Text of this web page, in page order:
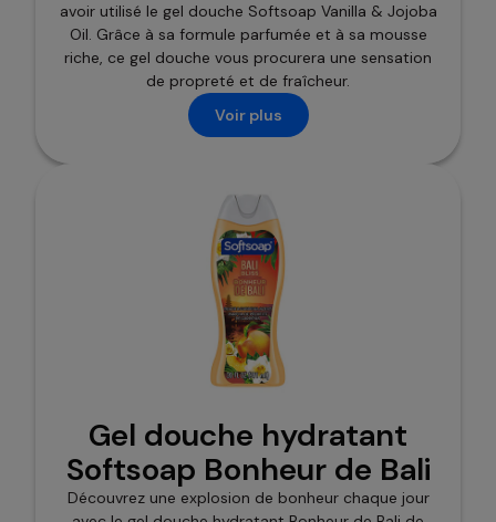
avoir utilisé le gel douche Softsoap Vanilla & Jojoba
Oil. Grâce à sa formule parfumée et à sa mousse
riche, ce gel douche vous procurera une sensation
de propreté et de fraîcheur.
Voir plus
Gel douche hydratant
Softsoap Bonheur de Bali
Découvrez une explosion de bonheur chaque jour